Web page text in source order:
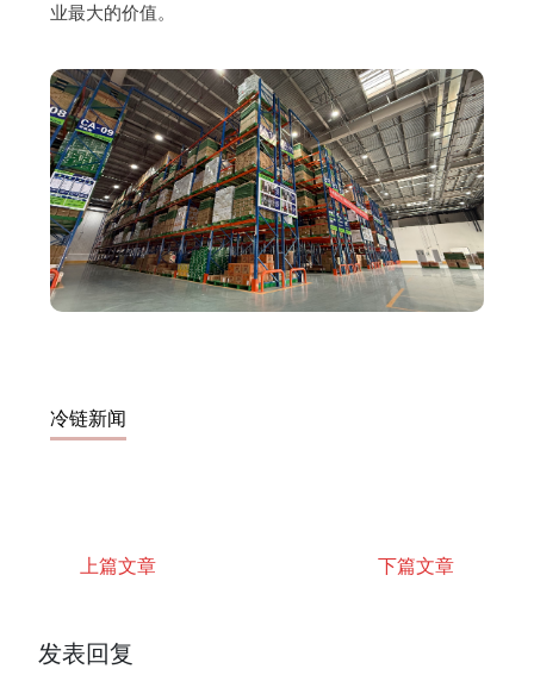
业最大的价值。
冷链新闻
上篇文章 下篇文章
发表回复